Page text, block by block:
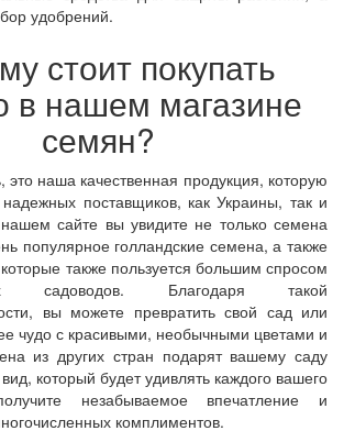
удобрений.
стоит покупать
в нашем магазине
семян?
наша качественная продукция, которую
поставщиков, как Украины, так и
сайте вы увидите не только семена
популярное голландские семена, а также
также пользуется большим спросом
садоводов. Благодаря такой
вы можете превратить свой сад или
чудо с красивыми, необычными цветами и
из других стран подарят вашему саду
который будет удивлять каждого вашего
незабываемое впечатление и
комплиментов.